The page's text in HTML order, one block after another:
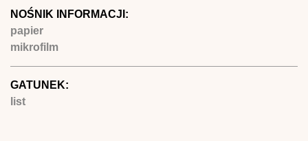
NOŚNIK INFORMACJI:
papier
mikrofilm
GATUNEK:
list